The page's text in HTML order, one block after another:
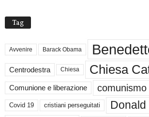
Tag
Avvenire Barack Obama
Centrodestra Chiesa Chiesa
Comunione e liberazione comunismo
Covid 19 cristiani perseguitati Donald